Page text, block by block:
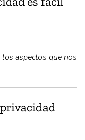
aspectos que nos